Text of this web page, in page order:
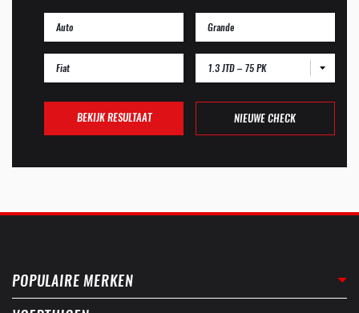
1.3 JTD – 75 PK
BEKIJK RESULTAAT NIEUWE CHECK
POPULAIRE MERKEN